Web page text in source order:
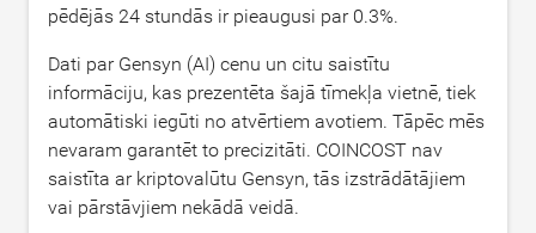
pēdējās 24 stundās ir pieaugusi par 0.3%.
Dati par Gensyn (AI) cenu un citu saistītu
informāciju, kas prezentēta šajā tīmekļa vietnē, tiek
automātiski iegūti no atvērtiem avotiem. Tāpēc mēs
nevaram garantēt to precizitāti. COINCOST nav
saistīta ar kriptovalūtu Gensyn, tās izstrādātājiem
vai pārstāvjiem nekādā veidā.